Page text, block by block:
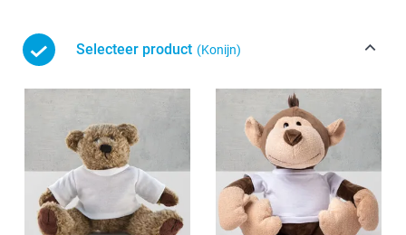
Selecteer product (Konijn)